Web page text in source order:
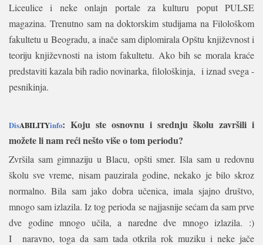
Liceulice i neke onlajn portale za kulturu poput PULSE
magazina. Trenutno sam na doktorskim studijama na Filološkom
fakultetu u Beogradu, a inače sam diplomirala Opštu književnost i
teoriju književnosti na istom fakultetu. Ako bih se morala kraće
predstaviti kazala bih radio novinarka, filološkinja, i iznad svega -
pesnikinja.
DisABILITYinfo: Koju ste osnovnu i srednju školu završili i
možete li nam reći nešto više o tom periodu?
Zvršila sam gimnaziju u Blacu, opšti smer. Išla sam u redovnu
školu sve vreme, nisam pauzirala godine, nekako je bilo skroz
normalno. Bila sam jako dobra učenica, imala sjajno društvo,
mnogo sam izlazila. Iz tog perioda se najjasnije sećam da sam prve
dve godine mnogo učila, a naredne dve mnogo izlazila. :)
I
naravno, toga da sam tada otkrila rok muziku i neke jače